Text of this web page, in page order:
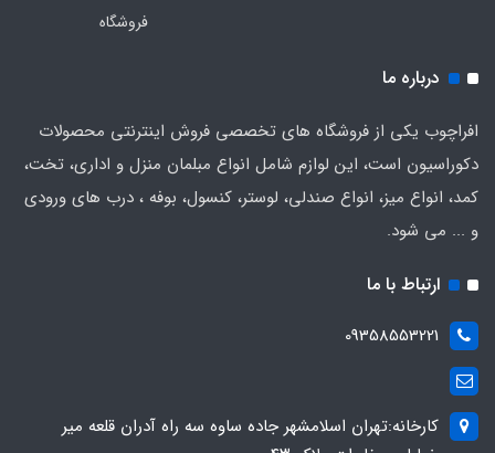
فروشگاه
درباره ما
افراچوب یکی از فروشگاه های تخصصی فروش اینترنتی محصولات
دکوراسیون است، این لوازم شامل انواع مبلمان منزل و اداری، تخت،
کمد، انواع میز، انواع صندلی، لوستر، کنسول، بوفه ، درب های ورودی
و ... می شود.
ارتباط با ما
09358553221
کارخانه:تهران اسلامشهر جاده ساوه سه راه آدران قلعه میر